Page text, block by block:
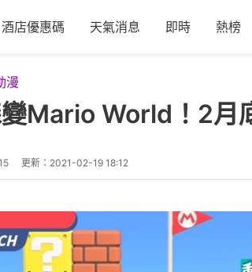
酒店優惠碼 天氣消息 即時 熱榜
漫
Mario World！2
更新： 2021-02-19 18:12